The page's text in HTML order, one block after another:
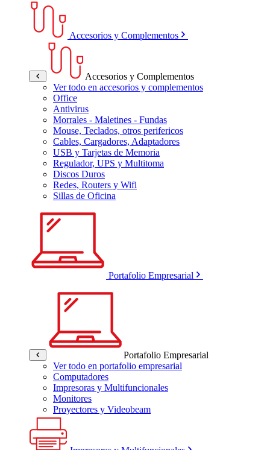
Accesorios y Complementos
Accesorios y Complementos
Ver todo en accesorios y complementos
Office
Antivirus
Morrales - Maletines - Fundas
Mouse, Teclados, otros perifericos
Cables, Cargadores, Adaptadores
USB y Tarjetas de Memoria
Regulador, UPS y Multitoma
Discos Duros
Redes, Routers y Wifi
Sillas de Oficina
Portafolio Empresarial
Portafolio Empresarial
Ver todo en portafolio empresarial
Computadores
Impresoras y Multifuncionales
Monitores
Proyectores y Videobeam